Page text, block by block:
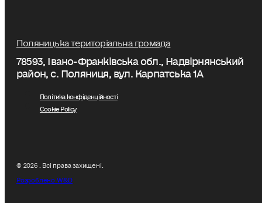
Поляницька територіальна громада
78593, Івано-Франківська обл., Надвірнянський
район, с. Поляниця, вул. Карпатська 1А
Політика конфіденційності
Cookie Policy
© 2026 . Всі права захищені.
Розроблено W&D